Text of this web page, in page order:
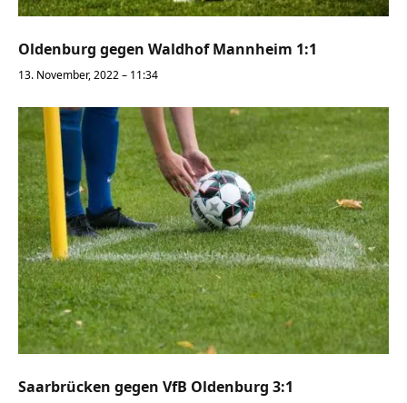
Oldenburg gegen Waldhof Mannheim 1:1
13. November, 2022 – 11:34
Saarbrücken gegen VfB Oldenburg 3:1